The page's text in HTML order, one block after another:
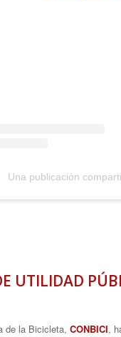
Una publicación
UTILIDAD
de la Bicicleta, CONBICI,